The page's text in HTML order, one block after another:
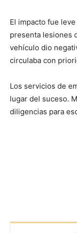
El impacto fue
presenta lesiones
vehículo dio
circulaba con
Los servicios de
lugar del suceso.
diligencias para